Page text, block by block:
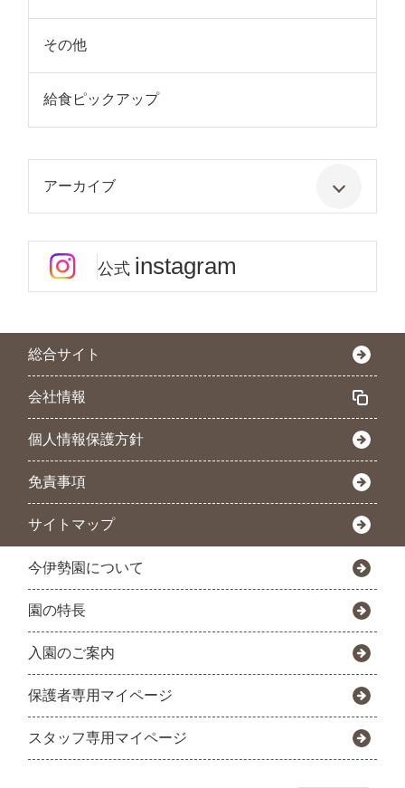
その他
給食ピックアップ
アーカイブ
公式 instagram
総合サイト
会社情報
個人情報保護方針
免責事項
サイトマップ
今伊勢園について
園の特長
入園のご案内
保護者専用マイページ
スタッフ専用マイページ